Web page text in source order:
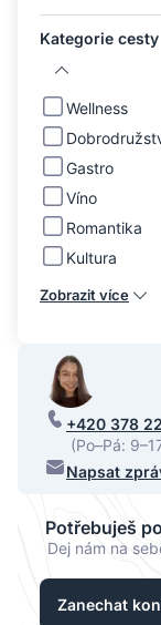
Kategorie cesty
Wellness
Gastro
Víno
Romantika
Kultura
Zobrazit více
+420 378
(Po–Pá:
Napsat
Potřebuješ
Dej nám na
Zanechat